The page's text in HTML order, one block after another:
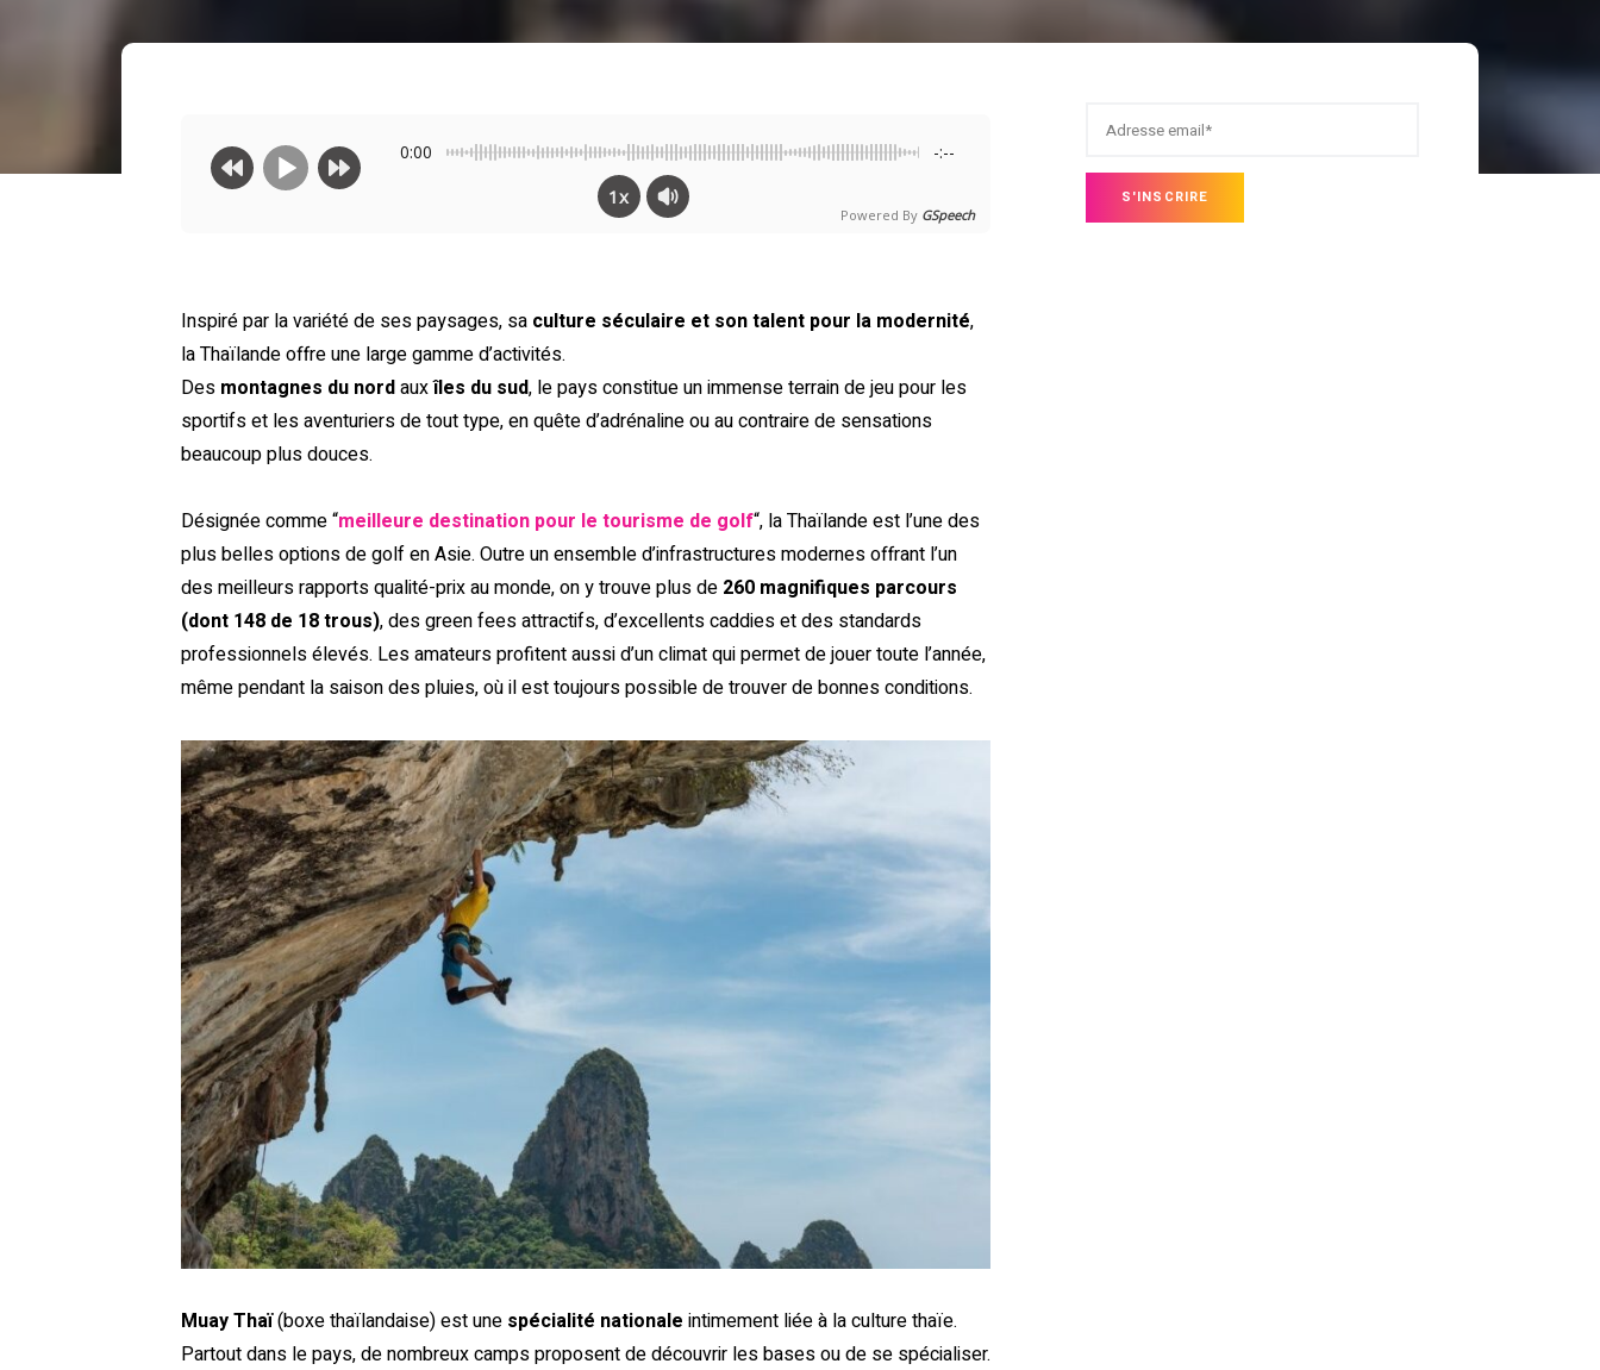
0:00 -:--
1x
Powered By GSpeech
Inspiré par la variété de ses paysages, sa culture séculaire et son talent pour la modernité,
la Thaïlande offre une large gamme d’activités.
Des montagnes du nordauxîles du sud, le pays constitue un immense terrain de jeu pour les
sportifs et les aventuriers de tout type, en quête d’adrénaline ou au contraire de sensations
beaucoup plus douces.
Désignée comme “meilleure destination pour le tourisme de golf“, la Thaïlande est l’une des
plus belles options de golf en Asie. Outre un ensemble d’infrastructures modernes offrant l’un
des meilleurs rapports qualité-prix au monde, on y trouve plus de 260 magnifiques parcours
(dont 148 de 18 trous), des green fees attractifs, d’excellents caddies et des standards
professionnels élevés. Les amateurs profitent aussi d’un climat qui permet de jouer toute l’année,
même pendant la saison des pluies, où il est toujours possible de trouver de bonnes conditions.
Muay Thaï(boxe thaïlandaise) est une spécialité nationale intimement liée à la culture thaïe.
Partout dans le pays, de nombreux camps proposent de découvrir les bases ou de se spécialiser.